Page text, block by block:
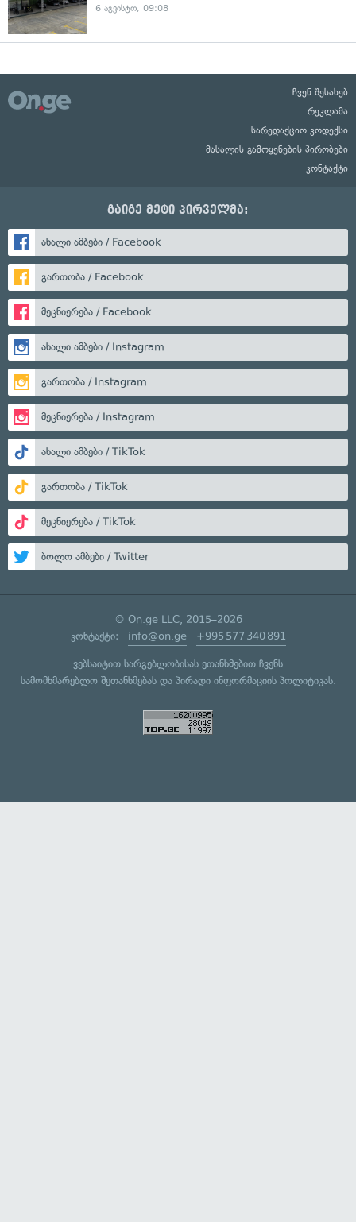
6 აგვისტო, 09:08
ჩვენ შესახებ
რეკლამა
სარედაქციო კოდექსი
მასალის გამოყენების პირობები
კონტაქტი
გაიგე მეტი პირველმა:
ახალი ამბები / Facebook
გართობა / Facebook
მეცნიერება / Facebook
ახალი ამბები / Instagram
გართობა / Instagram
მეცნიერება / Instagram
ახალი ამბები / TikTok
გართობა / TikTok
მეცნიერება / TikTok
ბოლო ამბები / Twitter
© On.ge LLC, 2015–2026
კონტაქტი: info@on.ge +995 577 340 891
ვებსაიტით სარგებლობისას ეთანხმებით ჩვენს
სამომხმარებლო შეთანხმებასდა პირადი ინფორმაციის პოლიტიკას.